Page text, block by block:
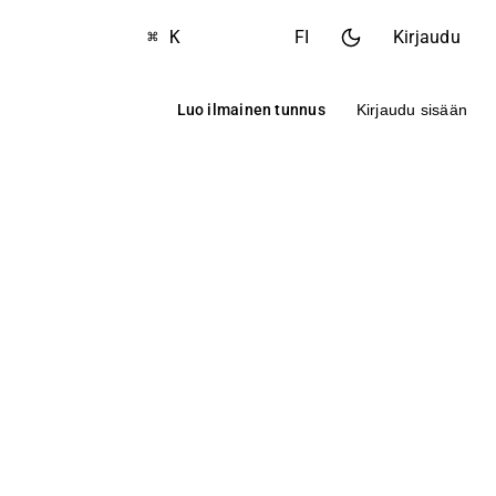
⌘ K FI Kirjaudu
Luo ilmainen tunnus Kirjaudu sisään